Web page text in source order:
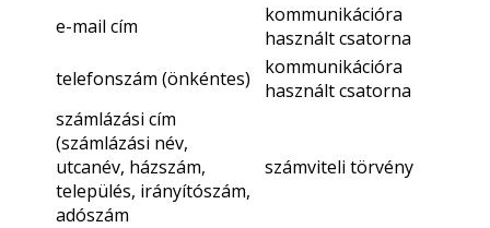
e-mail cím
kommunikációra
használt csatorna
telefonszám (önkéntes)
kommunikációra
használt csatorna
számlázási cím
(számlázási név,
utcanév, házszám,
település, irányítószám,
adószám
számviteli törvény